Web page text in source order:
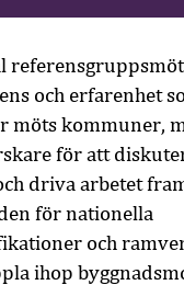
och erfarenhet
möts kommuner,
för att
driva arbetet
för nationella
och
ihop